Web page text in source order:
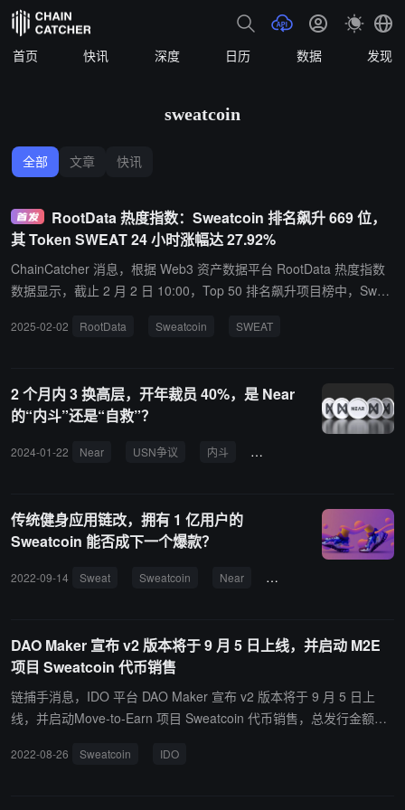
首页 快讯 深度 日历 数据 发现
sweatcoin
全部 文章 快讯
RootData 热度指数：Sweatcoin 排名飙升 669 位，
其 Token SWEAT 24 小时涨幅达 27.92%
ChainCatcher 消息，根据 Web3 资产数据平台 RootData 热度指数
数据显示，截止 2 月 2 日 10:00，Top 50 排名飙升项目榜中，Swea
Sweatcoin 是一款免费应用程序，它使用新一代货币奖励用户的日常
排行榜通过 430 万次真实用户行为数据，帮助用户捕捉真实的注意力
脉搏，提高用户投资决策准确率。排行榜会基于平台用户的搜索频
率、项目点击量、用户投票以及 X 平台的热度、影响力等加权计算出
2025-02-02 RootData Sweatcoin SWEAT
2 个月内 3 换高层，开年裁员 40%，是 Near
的“内斗”还是“自救”？
2024-01-22 Near USN争议 内斗 基金会
传统健身应用链改，拥有 1 亿用户的
Sweatcoin 能否成下一个爆款？
2022-09-14 Sweat Sweatcoin Near Stepn
DAO Maker 宣布 v2 版本将于 9 月 5 日上线，并启动 M2E
项目 Sweatcoin 代币销售
链捕手消息，IDO 平台 DAO Maker 宣布 v2 版本将于 9 月 5 日上
线，并启动Move-to-Earn 项目 Sweatcoin 代币销售，总发行金额为
悉，Sweat Economy 的使命是通过鼓励人们多运动来促进更健康的
2022-08-26 Sweatcoin IDO